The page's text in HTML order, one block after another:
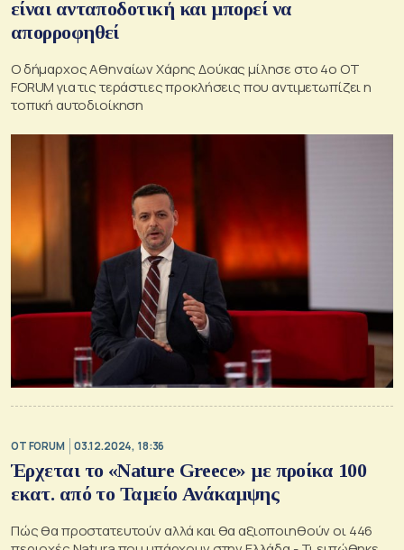
είναι ανταποδοτική και μπορεί να
απορροφηθεί
Ο δήμαρχος Αθηναίων Χάρης Δούκας μίλησε στο 4ο OT
FORUM για τις τεράστιες προκλήσεις που αντιμετωπίζει η
τοπική αυτοδιοίκηση
OT FORUM 03.12.2024, 18:36
Έρχεται το «Nature Greece» με προίκα 100
εκατ. από το Ταμείο Ανάκαμψης
Πώς θα προστατευτούν αλλά και θα αξιοποιηθούν οι 446